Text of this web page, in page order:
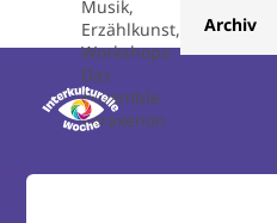
Musik,
Erzählkunst,
Workshops:
Das
Ensemble
Paraxenon
Archiv